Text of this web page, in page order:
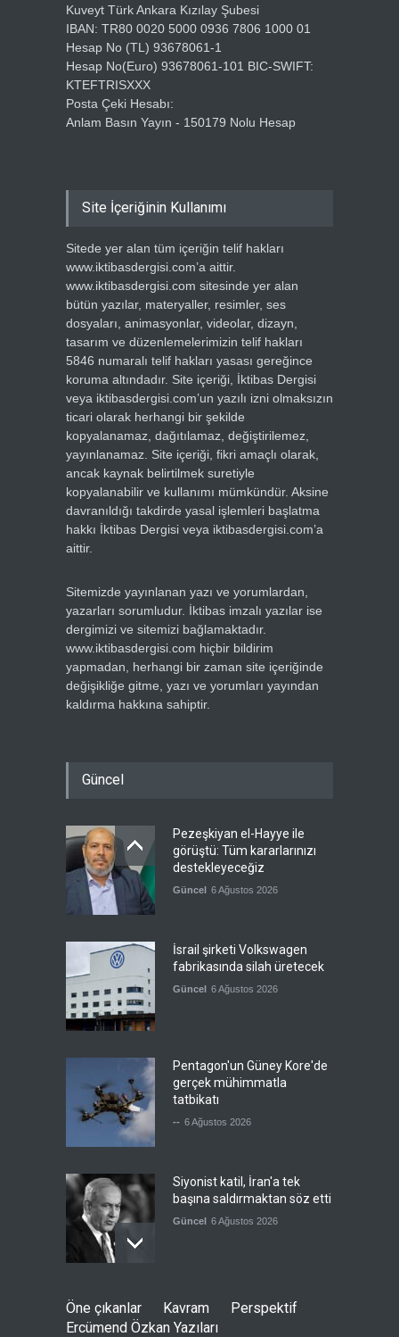
Kuveyt Türk Ankara Kızılay Şubesi
IBAN: TR80 0020 5000 0936 7806 1000 01
Hesap No (TL) 93678061-1
Hesap No(Euro) 93678061-101 BIC-SWIFT:
KTEFTRISXXX
Posta Çeki Hesabı:
Anlam Basın Yayın - 150179 Nolu Hesap
Site İçeriğinin Kullanımı
Sitede yer alan tüm içeriğin telif hakları
www.iktibasdergisi.com’a aittir.
www.iktibasdergisi.com sitesinde yer alan
bütün yazılar, materyaller, resimler, ses
dosyaları, animasyonlar, videolar, dizayn,
tasarım ve düzenlemelerimizin telif hakları
5846 numaralı telif hakları yasası gereğince
koruma altındadır. Site içeriği, İktibas Dergisi
veya iktibasdergisi.com’un yazılı izni olmaksızın
ticari olarak herhangi bir şekilde
kopyalanamaz, dağıtılamaz, değiştirilemez,
yayınlanamaz. Site içeriği, fikri amaçlı olarak,
ancak kaynak belirtilmek suretiyle
kopyalanabilir ve kullanımı mümkündür. Aksine
davranıldığı takdirde yasal işlemleri başlatma
hakkı İktibas Dergisi veya iktibasdergisi.com’a
aittir.
Sitemizde yayınlanan yazı ve yorumlardan,
yazarları sorumludur. İktibas imzalı yazılar ise
dergimizi ve sitemizi bağlamaktadır.
www.iktibasdergisi.com hiçbir bildirim
yapmadan, herhangi bir zaman site içeriğinde
değişikliğe gitme, yazı ve yorumları yayından
kaldırma hakkına sahiptir.
Güncel
Pezeşkiyan el-Hayye ile
görüştü: Tüm kararlarınızı
destekleyeceğiz
Güncel 6 Ağustos 2026
İsrail şirketi Volkswagen
fabrikasında silah üretecek
Güncel 6 Ağustos 2026
Pentagon'un Güney Kore'de
gerçek mühimmatla
tatbikatı
-- 6 Ağustos 2026
Siyonist katil, İran'a tek
başına saldırmaktan söz etti
Güncel 6 Ağustos 2026
Ukrayna, Rusya’nın lojistik
depolarını vuruyor
Öne çıkanlar Kavram
Perspektif
Ercümend Özkan Yazıları